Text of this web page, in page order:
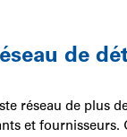
de
réseau de plus
et fournisseurs.